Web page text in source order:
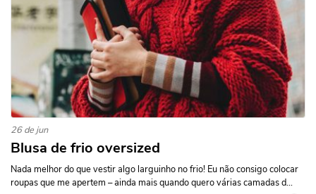
26 de jun
Blusa de frio oversized
Nada melhor do que vestir algo larguinho no frio! Eu não consigo colocar
roupas que me apertem – ainda mais quando quero várias camadas d...